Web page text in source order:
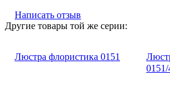
Написать отзыв
Другие товары той же серии:
Люстра флористика 0151
0151/